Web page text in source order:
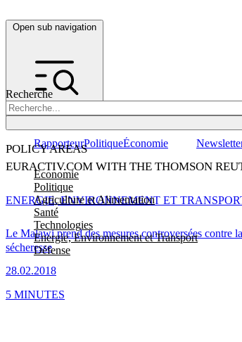
Open sub navigation
Recherche
POLICY AREAS
Economie
Politique
Agriculture et Alimentation
Santé
Technologies
Energie, Environnement et Transport
Défense
RapporteurPolitiqueÉconomie
EURACTIV.COM WITH THE THOMSON
Le Malawi prend des mesures controversées contre la
sécheresse
28.02.2018
ENERGIE, ENVIRONNEMENT ET
5 MINUTES